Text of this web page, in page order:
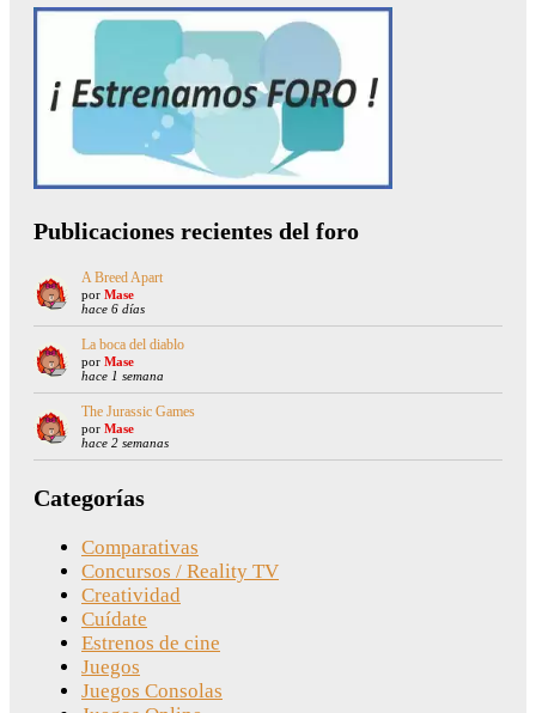
Publicaciones recientes del foro
A Breed Apart
por Mase
hace 6 días
La boca del diablo
por Mase
hace 1 semana
The Jurassic Games
por Mase
hace 2 semanas
Categorías
Comparativas
Concursos / Reality TV
Creatividad
Cuídate
Estrenos de cine
Juegos
Juegos Consolas